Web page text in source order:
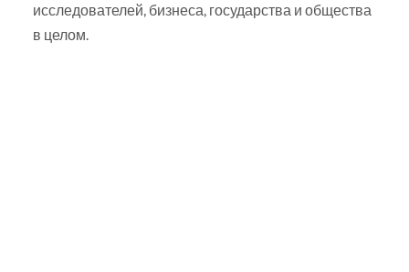
исследователей, бизнеса, государства и общества
в целом.